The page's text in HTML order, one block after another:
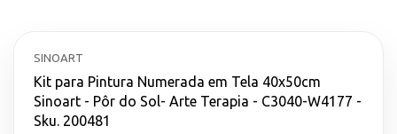
SINOART
Kit para Pintura Numerada em Tela 40x50cm
Sinoart - Pôr do Sol- Arte Terapia - C3040-W4177 -
Sku. 200481